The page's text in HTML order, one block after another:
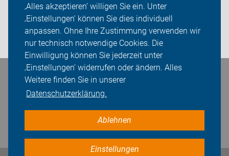
‚Alles akzeptieren‘ willigen Sie ein. Unter
‚Einstellungen‘ können Sie dies individuell
anpassen. Ohne Ihre Zustimmung verwenden wir
nur technisch notwendige Cookies. Die
Einwilligung können Sie jederzeit unter
‚Einstellungen‘ widerrufen oder ändern. Alles
Weitere finden Sie in unserer
Datenschutzerklärung.
Ablehnen
Einstellungen
Presse
Login
Bleiben Sie in Kontakt